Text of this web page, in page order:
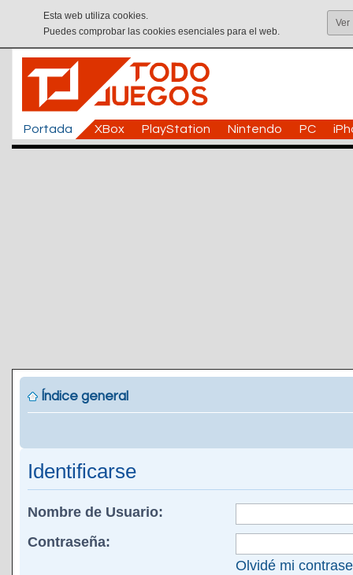
Esta web utiliza cookies.
Puedes comprobar las cookies esenciales para el web.
Ver
Portada XBox PlayStation Nintendo PC
Índice general
Identificarse
Nombre de Usuario:
Contraseña:
Olvidé mi